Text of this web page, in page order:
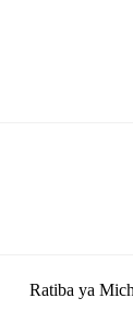
Ratiba ya